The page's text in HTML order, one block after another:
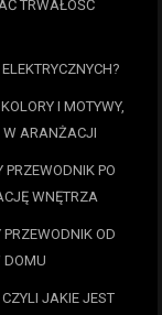
TRWAŁOŚĆ
I MOTYWY,
W ARANŻACJI
PRZEWODNIK PO
WNĘTRZA
OD
DOMU
JAKIE JEST